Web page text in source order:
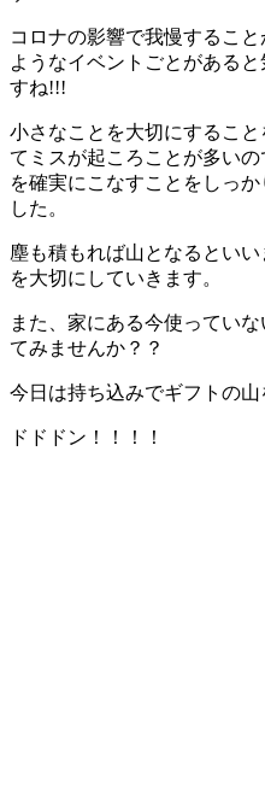
コロナの影響で我慢するこ
ようなイベントごとがある
すね!!!
小さなことを大切にするこ
てミスが起ころことが多い
を確実にこなすことをしっ
した。
塵も積もれば山となるとい
を大切にしていきます。
また、家にある今使ってい
てみませんか？？
今日は持ち込みでギフトの山
ドドドン！！！！